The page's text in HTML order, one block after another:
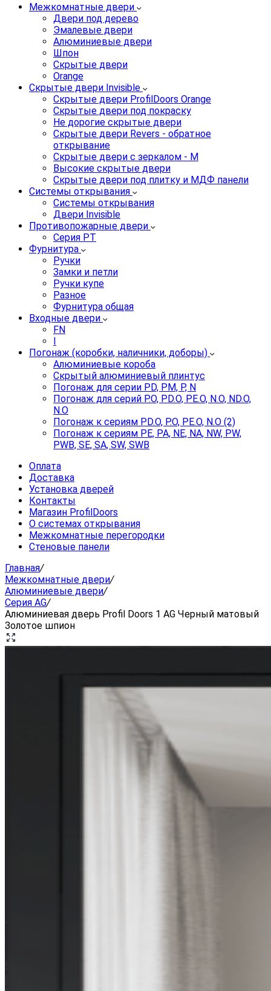
Межкомнатные двери
Двери под дерево
Эмалевые двери
Алюминиевые двери
Шпон
Скрытые двери
Orange
Скрытые двери Invisible
Скрытые двери ProfilDoors Orange
Скрытые двери под покраску
Не дорогие скрытые двери
Скрытые двери Revers - обратное
открывание
Скрытые двери с зеркалом - M
Высокие скрытые двери
Скрытые двери под плитку и МДФ панели
Системы открывания
Системы открывания
Двери Invisible
Противопожарные двери
Серия PT
Фурнитура
Ручки
Замки и петли
Ручки купе
Разное
Фурнитура общая
Входные двери
FN
I
Погонаж (коробки, наличники, доборы)
Алюминиевые короба
Скрытый алюминиевый плинтус
Погонаж для серии PD, PM, P, N
Погонаж для серий P.O, PD.O, PE.O, N.O, ND.O,
N.O
Погонаж к сериям PD.O, P.O, PE.O, N.O (2)
Погонаж к сериям PE, PA, NE, NA, NW, PW,
PWB, SE, SA, SW, SWB
Оплата
Доставка
Установка дверей
Контакты
Магазин ProfilDoors
О системах открывания
Межкомнатные перегородки
Стеновые панели
Главная/
Межкомнатные двери/
Алюминиевые двери/
Серия AG/
Алюминиевая дверь Profil Doors 1 AG Черный матовый
Золотое шпион